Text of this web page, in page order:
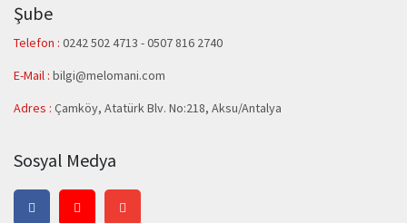
Şube
Telefon : 0242 502 4713 - 0507 816 2740
E-Mail : bilgi@melomani.com
Adres : Çamköy, Atatürk Blv. No:218, Aksu/Antalya
Sosyal Medya